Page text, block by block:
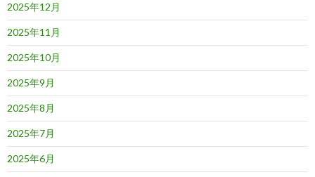
2025年12月
2025年11月
2025年10月
2025年9月
2025年8月
2025年7月
2025年6月